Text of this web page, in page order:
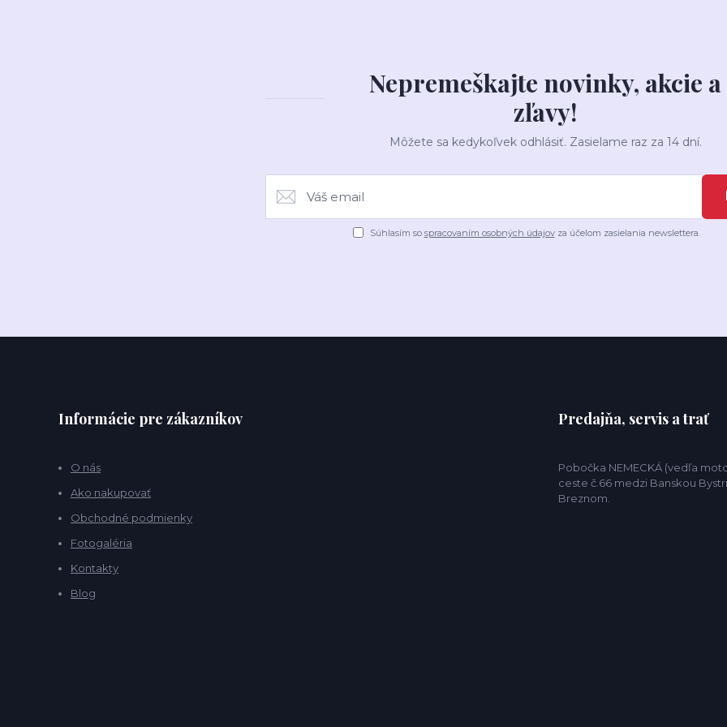
Nepremeškajte novinky, akcie a
zľavy!
Môžete sa kedykoľvek odhlásiť. Zasielame raz za 14 dní.
Súhlasím so spracovaním osobných údajovza účelom zasielania newslettera.
Informácie pre zákazníkov
O nás
Ako nakupovať
Obchodné podmienky
Fotogaléria
Kontakty
Blog
Predajňa, servis a trať
Pobočka NEMECKÁ (vedľa
ceste č.66 medzi Banskou
Breznom.